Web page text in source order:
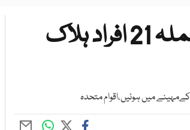
عراق میں نمازجنارہ کے دوران خود کش حملہ 21 افراد ہلاک